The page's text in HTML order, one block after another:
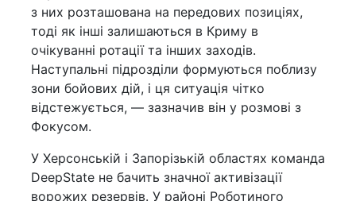
з них розташована на передових позиціях,
тоді як інші залишаються в Криму в
очікуванні ротації та інших заходів.
Наступальні підрозділи формуються поблизу
зони бойових дій, і ця ситуація чітко
відстежується, — зазначив він у розмові з
Фокусом.
У Херсонській і Запорізькій областях команда
DeepState не бачить значної активізації
ворожих резервів. У районі Роботиного